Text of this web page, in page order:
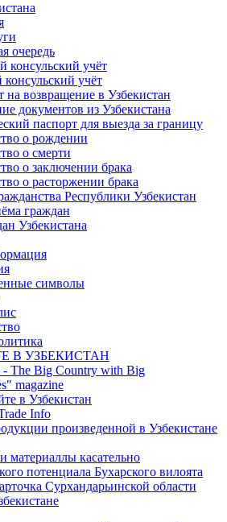
очередь
консульский учёт
учёт
на возвращение в Узбекистан
документов из Узбекистана
паспорт для выезда за границу
о рождении
о смерти
о заключении брака
о расторжении брака
Республики Узбекистан
граждан
Узбекистана
символы
В УЗБЕКИСТАН
- The Big Country with Big
magazine
в Узбекистан
Info
произведенной в Узбекистане
материаллы касательно
потенциала Бухарского вилоята
Сурхандарьинской области